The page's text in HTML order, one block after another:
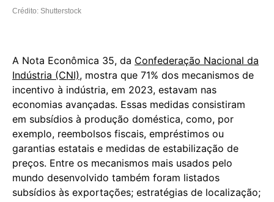
Crédito: Shutterstock
A Nota Econômica 35, da Confederação Nacional da
Indústria (CNI), mostra que 71% dos mecanismos de
incentivo à indústria, em 2023, estavam nas
economias avançadas. Essas medidas consistiram
em subsídios à produção doméstica, como, por
exemplo, reembolsos fiscais, empréstimos ou
garantias estatais e medidas de estabilização de
preços. Entre os mecanismos mais usados pelo
mundo desenvolvido também foram listados
subsídios às exportações; estratégias de localização;